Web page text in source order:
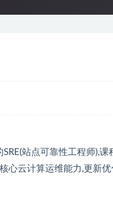
站点可靠性工程师),
云计算运维能力,更新